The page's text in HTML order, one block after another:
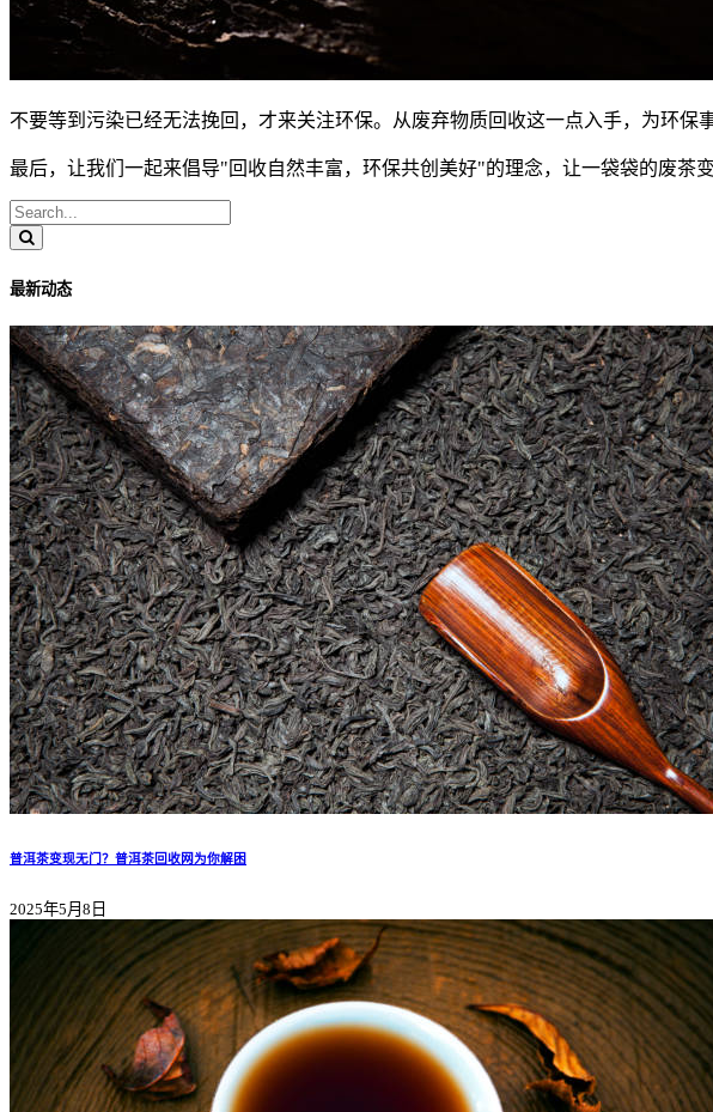
不要等到污染已经无法挽回，才来关注环保。从废弃物质回收这一点入手，为环
最后，让我们一起来倡导"回收自然丰富，环保共创美好"的理念，让一袋袋的废茶
最新动态
普洱茶变现无门？普洱茶回收网为你解困
2025年5月8日